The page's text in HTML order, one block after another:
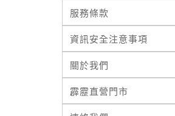
服務條款
資訊安全注意事項
關於我們
霹靂直營門市